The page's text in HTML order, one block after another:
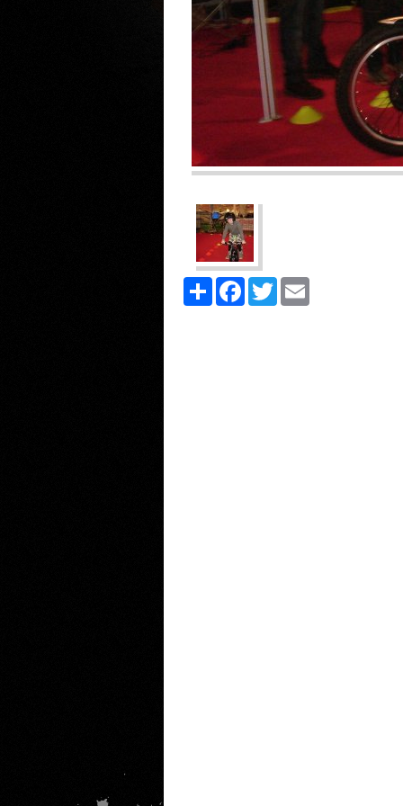
Share FacebookTwitter